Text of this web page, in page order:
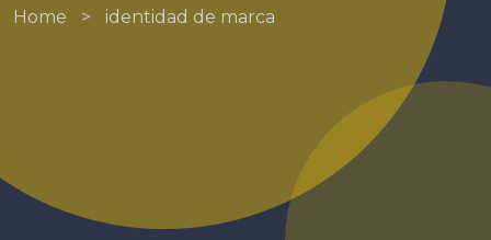
Home > identidad de marca